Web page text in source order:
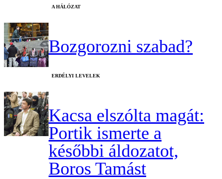
A HÁLÓZAT
Bozgorozni szabad?
ERDÉLYI LEVELEK
Kacsa elszólta magát:
Portik ismerte a
későbbi áldozatot,
Boros Tamást